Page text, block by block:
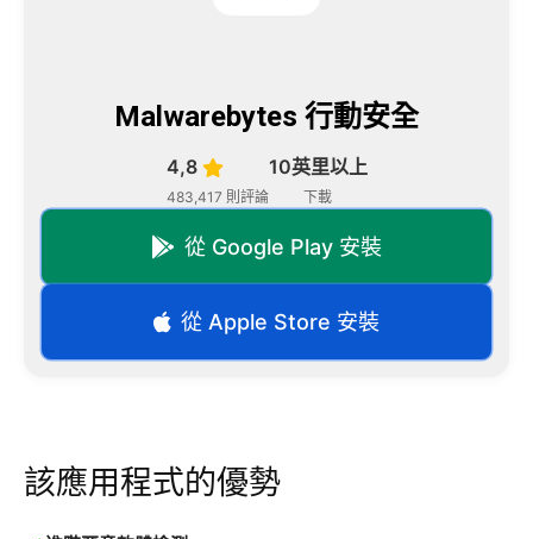
Malwarebytes 行動安全
4,8
483,417 則評論
10英里以上
下載
從 Google Play 安裝
從 Apple Store 安裝
該應用程式的優勢